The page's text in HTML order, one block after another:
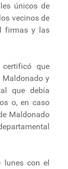
únicos de
vecinos de
firmas y las
que
Maldonado y
que debía
o, en caso
Maldonado
lunes con el